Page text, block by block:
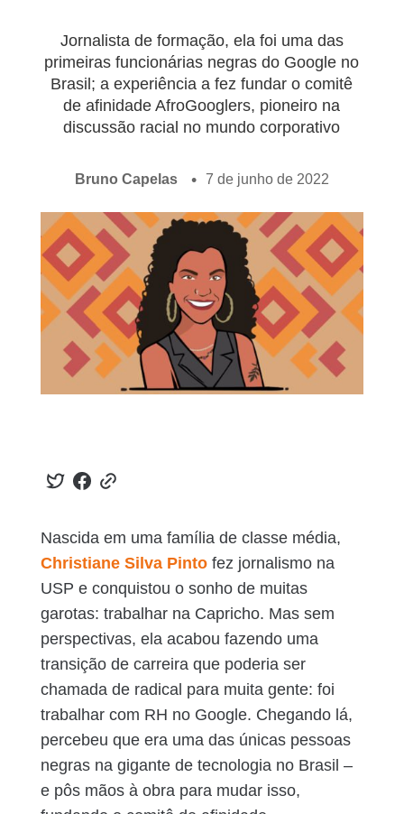
Jornalista de formação, ela foi uma das
primeiras funcionárias negras do Google no
Brasil; a experiência a fez fundar o comitê
de afinidade AfroGooglers, pioneiro na
discussão racial no mundo corporativo
Bruno Capelas 7 de junho de 2022
Nascida em uma família de classe média,
Christiane Silva Pintofez jornalismo na
USP e conquistou o sonho de muitas
garotas: trabalhar na Capricho. Mas sem
perspectivas, ela acabou fazendo uma
transição de carreira que poderia ser
chamada de radical para muita gente: foi
trabalhar com RH no Google. Chegando lá,
percebeu que era uma das únicas pessoas
negras na gigante de tecnologia no Brasil –
e pôs mãos à obra para mudar isso,